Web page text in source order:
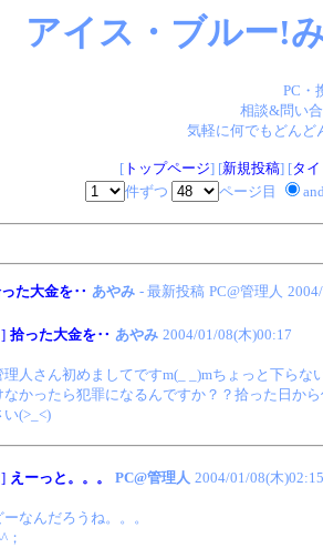
アイス・ブルー!
PC・
相談&問い
気軽に何でもどん
[トップページ] [新規投稿] [タ
件ずつ
ページ目
た大金を‥ あやみ - 最新投稿 PC@管理人
拾った大金を‥ あやみ 2004/01/08(木)00:17
理人さん初めましてですm(_ _)mちょっと下ら
なかったら犯罪になるんですか？？拾った日か
い(>_<)
えーっと。。。 PC@管理人 2004/01/08(木)02:15
ーなんだろうね。。。
；